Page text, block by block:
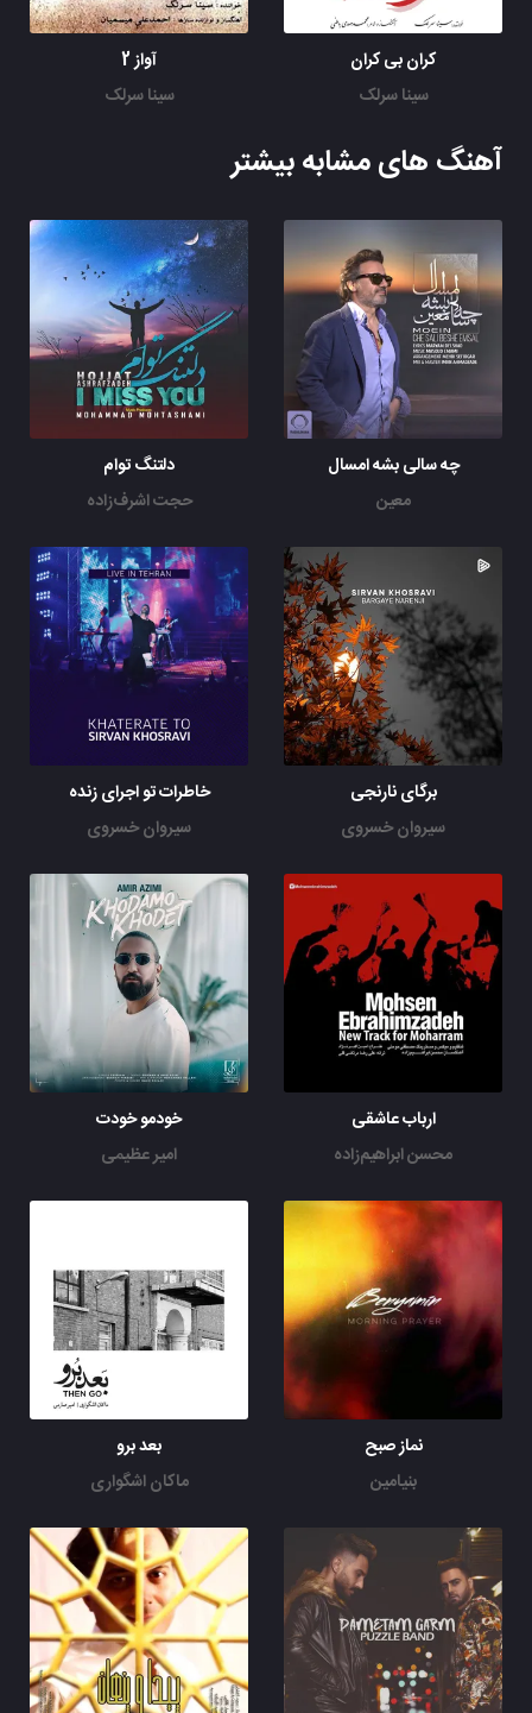
کران بی کران
سینا سرلک
آواز 2
سینا سرلک
آهنگ های مشابه بیشتر
چه سالی بشه امسال
معین
دلتنگ توام
حجت اشرف‌زاده
برگای نارنجی
سیروان خسروی
خاطرات تو اجرای زنده
سیروان خسروی
ارباب عاشقی
محسن ابراهیم‌زاده
خودمو خودت
امیر عظیمی
نماز صبح
بنیامین
بعد برو
ماکان اشگواری